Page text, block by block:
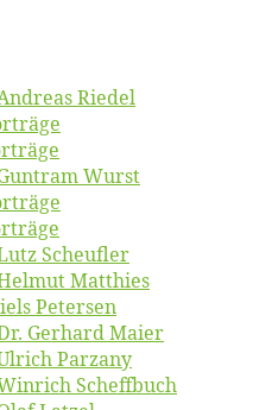
Riedel
Wurst
Scheufler
Matthies
Petersen
Ger­hard Maier
Parzany
Scheffbuch